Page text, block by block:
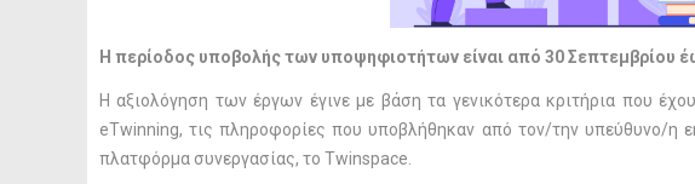
Η περίοδος υποβολής των υποψηφιοτήτων είναι από 30 Σεπτεμβρίου
Η αξιολόγηση των έργων έγινε με βάση τα γενικότερα κριτήρια που
eTwinning, τις πληροφορίες που υποβλήθηκαν από τον/την υπεύθυνο/η
πλατφόρμα συνεργασίας, το Twinspace.